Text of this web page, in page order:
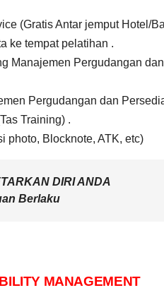
(Gratis Antar jemput Hotel/
ke tempat pelatihan .
Manajemen Pergudangan
Pergudangan dan
Training) .
photo, Blocknote, ATK, etc)
DIRI ANDA
Berlaku
MANAGEMENT